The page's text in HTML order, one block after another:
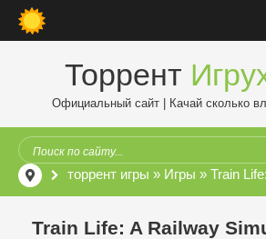
Торрент
Официальный сайт | Качай сколько
торрент игры » Игры » Train Life: A
Train Life: A Railway